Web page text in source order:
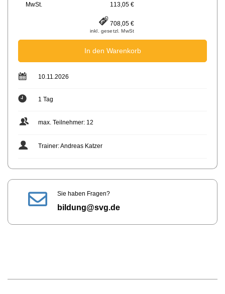
MwSt.
113,05 €
708,05 €
inkl. gesetzl. MwSt
In den Warenkorb
10.11.2026
1 Tag
max. Teilnehmer: 12
Trainer: Andreas Katzer
Sie haben Fragen?
bildung@svg.de